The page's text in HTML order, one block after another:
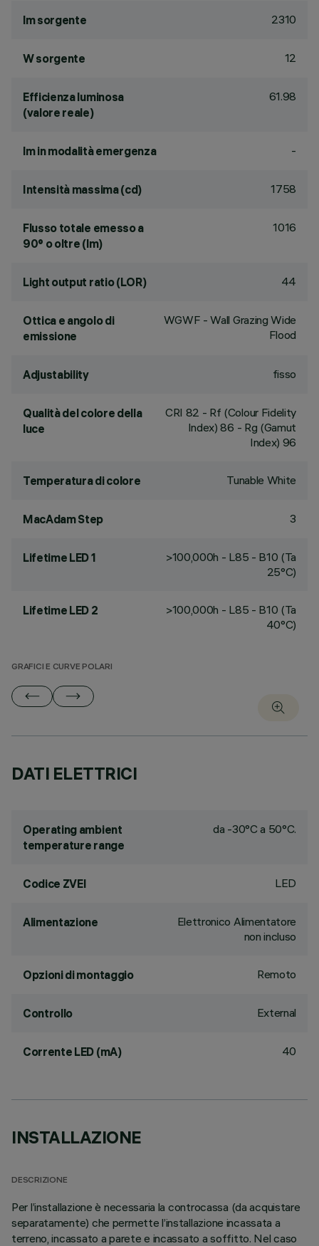
lm sorgente 2310
W sorgente 12
Efficienza luminosa
(valore reale)
61.98
lm in modalità emergenza -
Intensità massima (cd) 1758
Flusso totale emesso a
90° o oltre (lm)
1016
Light output ratio (LOR) 44
Ottica e angolo di
emissione
WGWF - Wall Grazing Wide
Flood
Adjustability fisso
Qualità del colore della
luce
CRI 82 - Rf (Colour Fidelity
Index) 86 - Rg (Gamut
Index) 96
Temperatura di colore Tunable White
MacAdam Step 3
Lifetime LED 1
>100,000h - L85 - B10 (Ta
25°C)
Lifetime LED 2
>100,000h - L85 - B10 (Ta
40°C)
GRAFICI E CURVE POLARI
DATI ELETTRICI
Operating ambient
temperature range
da -30°C a 50°C.
Codice ZVEI LED
Alimentazione
Elettronico Alimentatore
non incluso
Opzioni di montaggio Remoto
Controllo External
Corrente LED (mA) 40
INSTALLAZIONE
DESCRIZIONE
Per l’installazione è necessaria la controcassa (da acquistare
separatamente) che permette l’installazione incassata a
terreno, incassato a parete e incassato a soffitto. Nel caso